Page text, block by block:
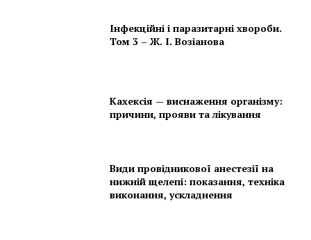
Інфекційні і паразитарні хвороби.
Том 3 – Ж. І. Возіанова
Кахексія — виснаження організму:
причини, прояви та лікування
Види провідникової анестезії на
нижній щелепі: показання, техніка
виконання, ускладнення